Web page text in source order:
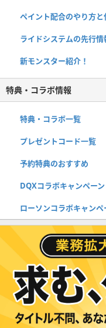
ペイント配合のやり方と
ライドシステムの先行情
新モンスター紹介！
特典・コラボ情報
特典・コラボ一覧
プレゼントコード一覧
予約特典のおすすめ
DQXコラボキャンペーン
ローソンコラボキャンペ